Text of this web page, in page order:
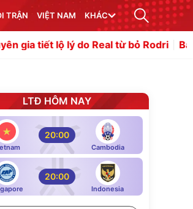
TRẬN VIỆT NAM KHÁC
lý do Real từ bỏ Rodri Barca lập
LTĐ HÔM NAY
20:00
Cambodia
20:00
Indonesia